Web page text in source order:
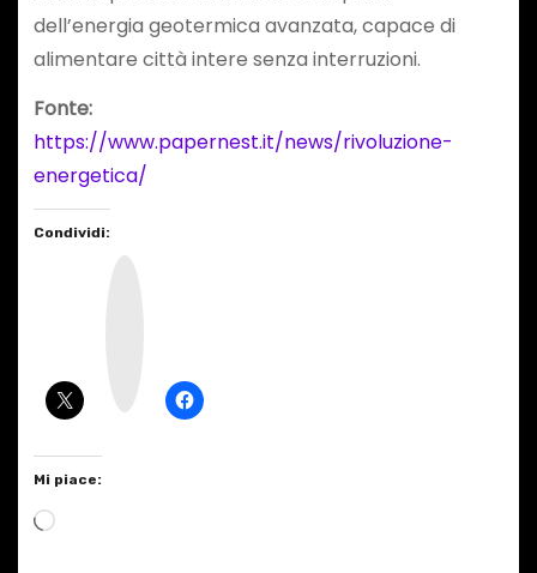
dell’energia geotermica avanzata, capace di
alimentare città intere senza interruzioni.
Fonte:
https://www.papernest.it/news/rivoluzione-
energetica/
Condividi:
Mi piace:
C